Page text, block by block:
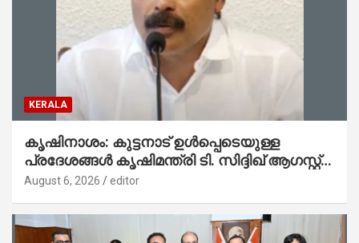
KERALA
കൃഷിനാശം: കുട്ടനാട് ഉൾപ്പെടെയുള്ള
പ്രദേശങ്ങൾ കൃഷിമന്ത്രി ടി. സിദ്ദിഖ് ആഗസ്റ്റ്
9-ന് സന്ദർശിക്കും
August 6, 2026 editor